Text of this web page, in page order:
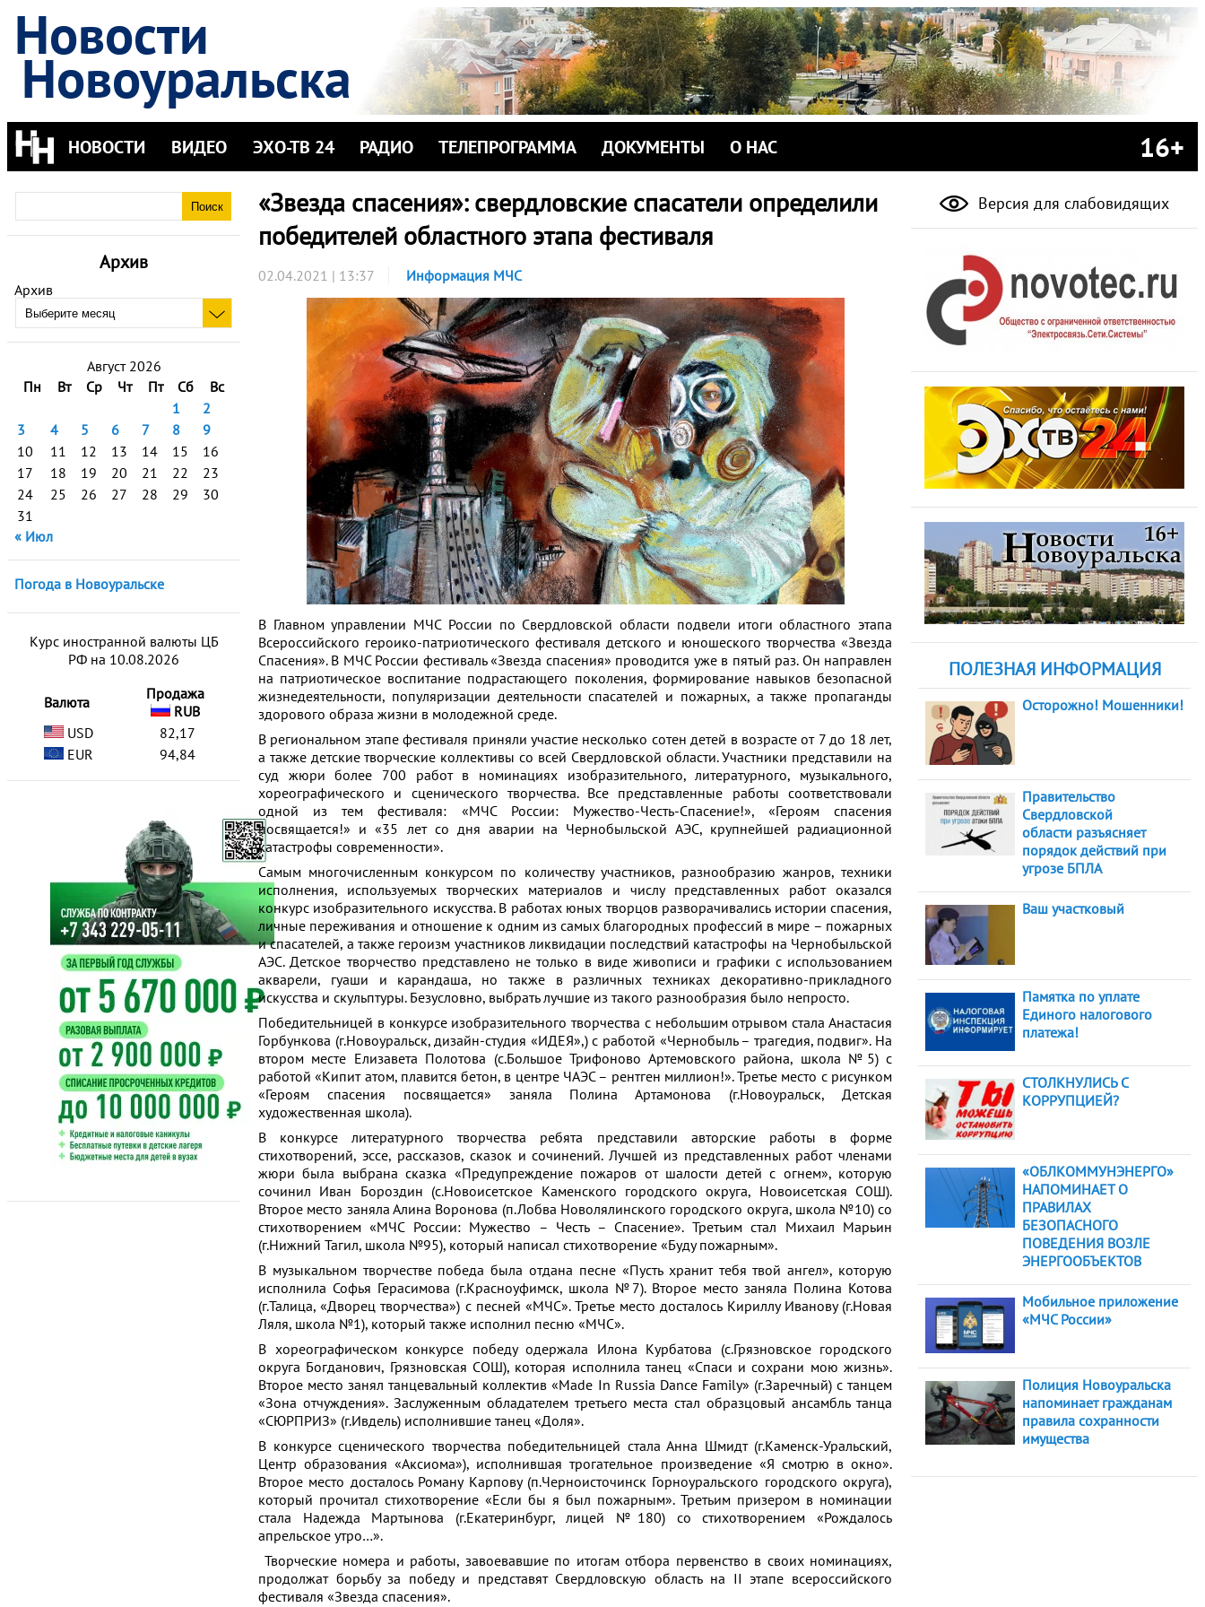
Новости
Новоуральска
НОВОСТИ ВИДЕО ЭХО-ТВ 24 РАДИО ТЕЛЕПРОГРАММА ДОКУМЕНТЫ О НАС 16+
Архив
Архив
Август 2026
Пн
Вт Ср Чт Пт Сб
Вс
1
2
3
4 5 6 7 8
9
10
11 12 13 14 15
16
17
18 19 20 21 22
23
24
25 26 27 28 29
30
31
« Июл
Погода в Новоуральске
Курс иностранной валюты ЦБ
РФ на 10.08.2026
Валюта
Продажа
RUB
USD
82,17
EUR
94,84
«Звезда спасения»: свердловские спасатели определили
победителей областного этапа фестиваля
02.04.2021 | 13:37 Информация МЧС
В Главном управлении МЧС России по Свердловской области подвели итоги областного этапа
Всероссийского героико-патриотического фестиваля детского и юношеского творчества «Звезда
Спасения». В МЧС России фестиваль «Звезда спасения» проводится уже в пятый раз. Он направлен
на патриотическое воспитание подрастающего поколения, формирование навыков безопасной
жизнедеятельности, популяризации деятельности спасателей и пожарных, а также пропаганды
здорового образа жизни в молодежной среде.
В региональном этапе фестиваля приняли участие несколько сотен детей в возрасте от 7 до 18 лет,
а также детские творческие коллективы со всей Свердловской области. Участники представили на
суд жюри более 700 работ в номинациях изобразительного, литературного, музыкального,
хореографического и сценического творчества. Все представленные работы соответствовали
одной из тем фестиваля: «МЧС России: Мужество-Честь-Спасение!», «Героям спасения
посвящается!» и «35 лет со дня аварии на Чернобыльской АЭС, крупнейшей радиационной
катастрофы современности».
Самым многочисленным конкурсом по количеству участников, разнообразию жанров, техники
исполнения, используемых творческих материалов и числу представленных работ оказался
конкурс изобразительного искусства. В работах юных творцов разворачивались истории спасения,
личные переживания и отношение к одним из самых благородных профессий в мире – пожарных
и спасателей, а также героизм участников ликвидации последствий катастрофы на Чернобыльской
АЭС. Детское творчество представлено не только в виде живописи и графики с использованием
акварели, гуаши и карандаша, но также в различных техниках декоративно-прикладного
искусства и скульптуры. Безусловно, выбрать лучшие из такого разнообразия было непросто.
Победительницей в конкурсе изобразительного творчества с небольшим отрывом стала Анастасия
Горбункова (г.Новоуральск, дизайн-студия «ИДЕЯ»,) с работой «Чернобыль – трагедия, подвиг». На
втором месте Елизавета Полотова (с.Большое Трифоново Артемовского района, школа №5) с
работой «Кипит атом, плавится бетон, в центре ЧАЭС – рентген миллион!». Третье место с рисунком
«Героям спасения посвящается» заняла Полина Артамонова (г.Новоуральск, Детская
художественная школа).
В конкурсе литературного творчества ребята представили авторские работы в форме
стихотворений, эссе, рассказов, сказок и сочинений. Лучшей из представленных работ членами
жюри была выбрана сказка «Предупреждение пожаров от шалости детей с огнем», которую
сочинил Иван Бороздин (с.Новоисетское Каменского городского округа, Новоисетская СОШ).
Второе место заняла Алина Воронова (п.Лобва Новолялинского городского округа, школа №10) со
стихотворением «МЧС России: Мужество – Честь – Спасение». Третьим стал Михаил Марьин
(г.Нижний Тагил, школа №95), который написал стихотворение «Буду пожарным».
В музыкальном творчестве победа была отдана песне «Пусть хранит тебя твой ангел», которую
исполнила Софья Герасимова (г.Красноуфимск, школа №7). Второе место заняла Полина Котова
(г.Талица, «Дворец творчества») с песней «МЧС». Третье место досталось Кириллу Иванову (г.Новая
Ляля, школа №1), который также исполнил песню «МЧС».
В хореографическом конкурсе победу одержала Илона Курбатова (с.Грязновское городского
округа Богданович, Грязновская СОШ), которая исполнила танец «Спаси и сохрани мою жизнь».
Второе место занял танцевальный коллектив «Made In Russia Dance Family» (г.Заречный) с танцем
«Зона отчуждения». Заслуженным обладателем третьего места стал образцовый ансамбль танца
«СЮРПРИЗ» (г.Ивдель) исполнившие танец «Доля».
В конкурсе сценического творчества победительницей стала Анна Шмидт (г.Каменск-Уральский,
Центр образования «Аксиома»), исполнившая трогательное произведение «Я смотрю в окно».
Второе место досталось Роману Карпову (п.Черноисточинск Горноуральского городского округа),
который прочитал стихотворение «Если бы я был пожарным». Третьим призером в номинации
стала Надежда Мартынова (г.Екатеринбург, лицей №180) со стихотворением «Рождалось
апрельское утро…».
Творческие номера и работы, завоевавшие по итогам отбора первенство в своих номинациях,
продолжат борьбу за победу и представят Свердловскую область на II этапе всероссийского
фестиваля «Звезда спасения».
Версия для слабовидящих
ПОЛЕЗНАЯ ИНФОРМАЦИЯ
Осторожно! Мошенники!
Правительство
Свердловской
области разъясняет
порядок действий при
угрозе БПЛА
Ваш участковый
Памятка по уплате
Единого налогового
платежа!
СТОЛКНУЛИСЬ С
КОРРУПЦИЕЙ?
«ОБЛКОММУНЭНЕРГО»
НАПОМИНАЕТ О
ПРАВИЛАХ
БЕЗОПАСНОГО
ПОВЕДЕНИЯ ВОЗЛЕ
ЭНЕРГООБЪЕКТОВ
Мобильное приложение
«МЧС России»
Полиция Новоуральска
напоминает гражданам
правила сохранности
имущества